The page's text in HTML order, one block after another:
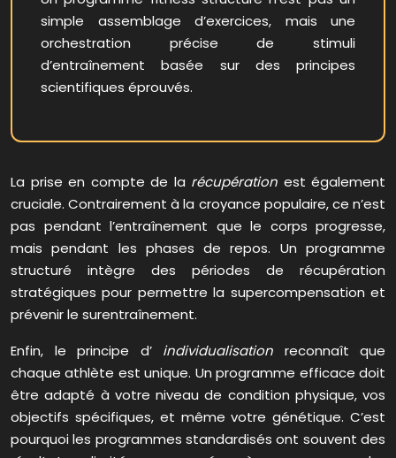
simple assemblage d’exercices, mais une
orchestration précise de stimuli
d’entraînement basée sur des principes
scientifiques éprouvés.
La prise en compte de la récupération est également
cruciale. Contrairement à la croyance populaire, ce n’est
pas pendant l’entraînement que le corps progresse,
mais pendant les phases de repos. Un programme
structuré intègre des périodes de récupération
stratégiques pour permettre la supercompensation et
prévenir le surentraînement.
Enfin, le principe d’ individualisation reconnaît que
chaque athlète est unique. Un programme efficace doit
être adapté à votre niveau de condition physique, vos
objectifs spécifiques, et même votre génétique. C’est
pourquoi les programmes standardisés ont souvent des